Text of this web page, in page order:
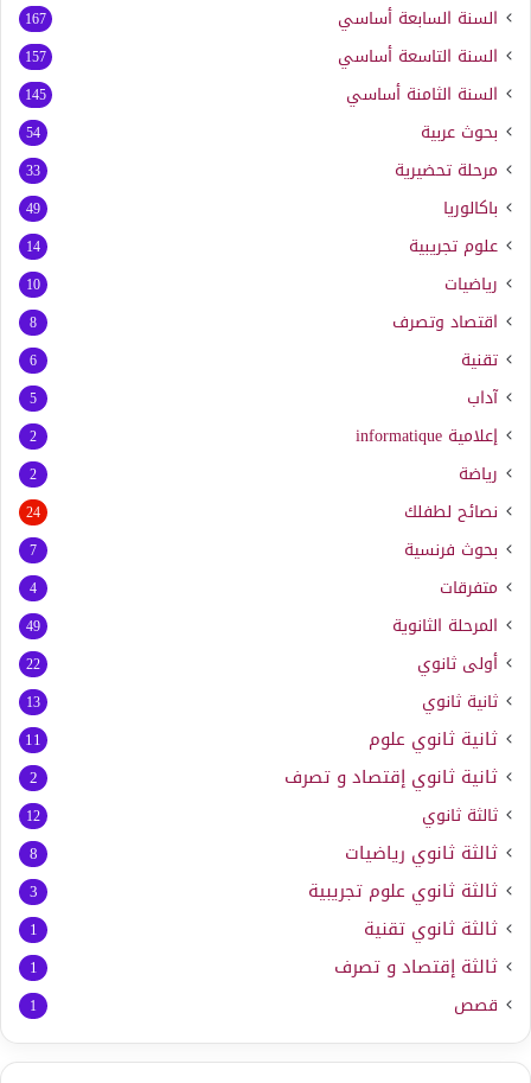
السنة السابعة أساسي 167
السنة التاسعة أساسي 157
السنة الثامنة أساسي 145
بحوث عربية 54
مرحلة تحضيرية 33
باكالوريا 49
علوم تجريبية 14
رياضيات 10
اقتصاد وتصرف 8
تقنية 6
آداب 5
إعلامية informatique
2
رياضة 2
نصائح لطفلك 24
بحوث فرنسية 7
متفرقات 4
المرحلة الثانوية 49
أولى ثانوي 22
ثانية ثانوي 13
ثانية ثانوي علوم 11
ثانية ثانوي إقتصاد و تصرف 2
ثالثة ثانوي 12
ثالثة ثانوي رياضيات 8
ثالثة ثانوي علوم تجريبية 3
ثالثة ثانوي تقنية 1
ثالثة إقتصاد و تصرف 1
قصص 1